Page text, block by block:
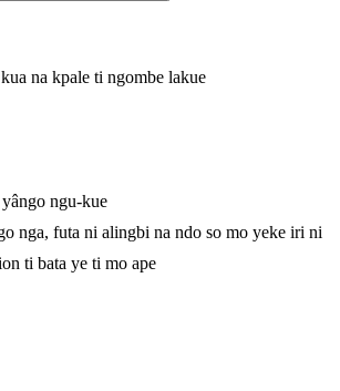
na kpale ti ngombe lakue
ngu-kue
nga, futa ni alingbi na ndo so mo yeke iri ni
ti bata ye ti mo ape